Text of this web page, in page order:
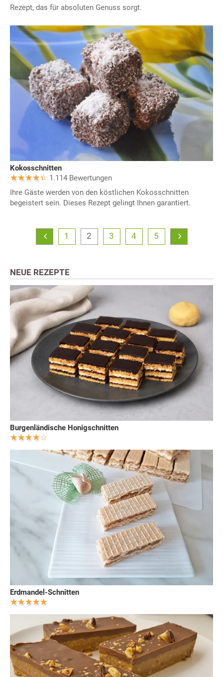
Rezept, das für absoluten Genuss sorgt.
Kokosschnitten
1.114 Bewertungen
Ihre Gäste werden von den köstlichen Kokosschnitten
begeistert sein. Dieses Rezept gelingt Ihnen garantiert.
1 2 3 4 5
NEUE REZEPTE
Burgenländische Honigschnitten
Erdmandel-Schnitten